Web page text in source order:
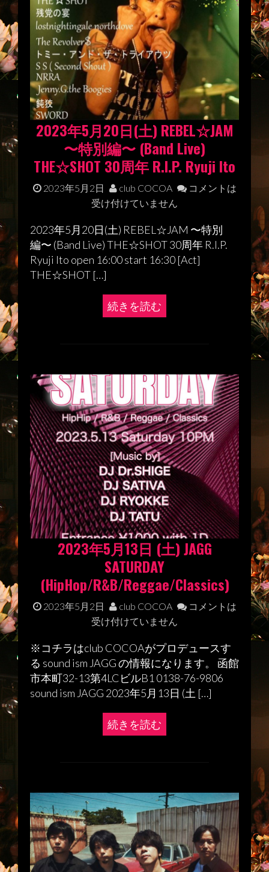
2023年5月20日(土) REBEL☆JAM
〜特別編〜 (Band Live)
THE☆SHOT 30周年 R.I.P. Ryuji Ito
2023年5月2日 club COCOA
コメントは
受け付けていません
2023年5月20日(土) REBEL☆JAM 〜特別
編〜 (Band Live) THE☆SHOT 30周年 R.I.P.
Ryuji Ito open 16:00 start 16:30 [Act]
THE☆SHOT […]
続きを読む
2023年5月13日 (土) JAGG
SATURDAY
(HipHop/R&B/Reggae/Classics)
2023年5月2日 club COCOA
コメントは
受け付けていません
※コチラはclub COCOAがプロデュースす
る sound ism JAGG の情報になります。 函館
市本町32-13第4LCビルB1 0138-76-9806
sound ism JAGG 2023年5月13日 (土 […]
続きを読む